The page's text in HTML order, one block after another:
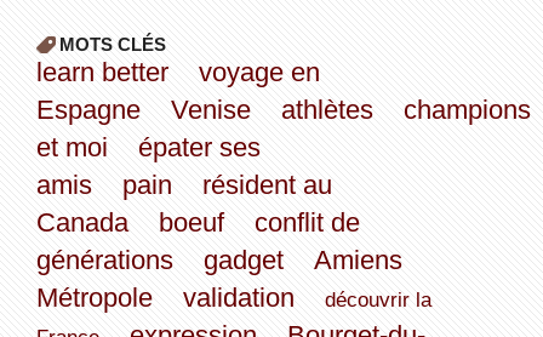
MOTS CLÉS
learn better
voyage en
Espagne
Venise athlètes
champions
et moi
épater ses
amis
pain
résident au
Canada
boeuf
conflit de
générations
gadget
Amiens
Métropole
validation
découvrir la